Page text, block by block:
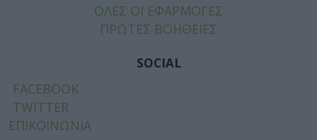
ΟΛΕΣ ΟΙ ΕΦΑΡΜΟΓΕΣ
ΠΡΩΤΕΣ ΒΟΗΘΕΙΕΣ
SOCIAL
FACEBOOK
TWITTER
ΕΠΙΚΟΙΝΩΝΙΑ